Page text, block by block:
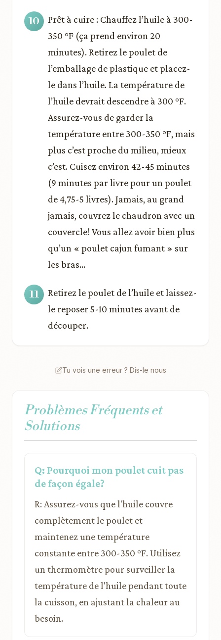
Prêt à cuire : Chauffez l’huile à 300-
350 °F (ça prend environ 20
minutes). Retirez le poulet de
l’emballage de plastique et placez-
le dans l’huile. La température de
l’huile devrait descendre à 300 °F.
Assurez-vous de garder la
température entre 300-350 °F, mais
plus c’est proche du milieu, mieux
c’est. Cuisez environ 42-45 minutes
(9 minutes par livre pour un poulet
de 4,75-5 livres). Jamais, au grand
jamais, couvrez le chaudron avec un
couvercle! Vous allez avoir bien plus
qu’un « poulet cajun fumant » sur
les bras…
Retirez le poulet de l’huile et laissez-
le reposer 5-10 minutes avant de
découper.
Tu vois une erreur ? Dis-le nous
Problèmes Fréquents et
Solutions
Q: Pourquoi mon poulet cuit pas
de façon égale?
R: Assurez-vous que l'huile couvre
complètement le poulet et
maintenez une température
constante entre 300-350 °F. Utilisez
un thermomètre pour surveiller la
température de l'huile pendant toute
la cuisson, en ajustant la chaleur au
besoin.